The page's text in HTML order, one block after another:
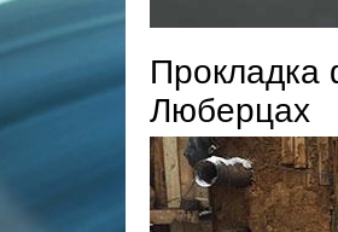
Прокладка
Люберцах